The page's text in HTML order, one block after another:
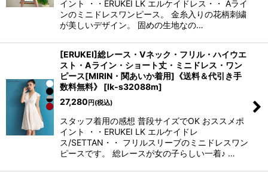
イント ・・ERUKEI LK エルケイドレス・・ Aライ
ンのミニドレスワンピース。 金糸入りの花柄刺繍
が美しいデザイン。 固めの生地なの…
[ERUKEI]総レース・Vネック・フリル・ハイウエ
スト・Aライン・ショート丈・ミニドレス・ワン
ピース[MIRIN・関あいか着用]《送料＆代引き手
数料無料》
[lk-s32088m]
27,280 円 (税込)
スタッフ着用の感想 普段サイズでOK おススメポ
イント ・・ERUKEI LK エルケイドレ
ス/SETTAN・・ フリルスリーブのミニドレスワン
ピースです。 総レースが女の子らしい一着♪ …